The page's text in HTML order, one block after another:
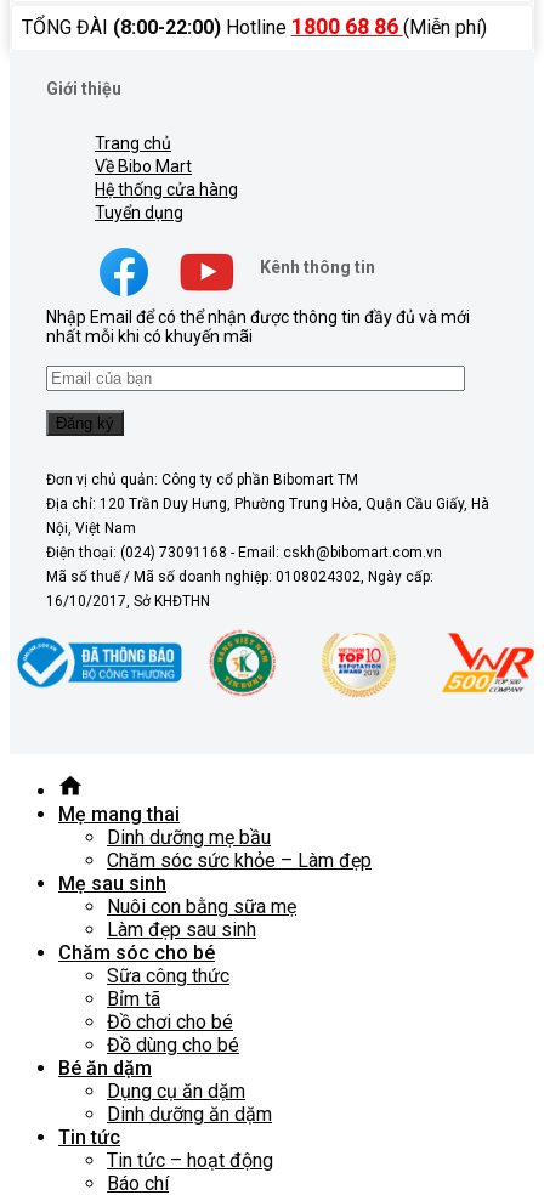
TỔNG ĐÀI (8:00-22:00)Hotline 1800 68 86 (Miễn phí)
Giới thiệu
Trang chủ
Về Bibo Mart
Hệ thống cửa hàng
Tuyển dụng
Kênh thông tin
Nhập Email để có thể nhận được thông tin đầy đủ và mới
nhất mỗi khi có khuyến mãi
Đơn vị chủ quản: Công ty cổ phần Bibomart TM
Địa chỉ: 120 Trần Duy Hưng, Phường Trung Hòa, Quận Cầu Giấy, Hà
Nội, Việt Nam
Điện thoại: (024) 73091168 - Email: cskh@bibomart.com.vn
Mã số thuế / Mã số doanh nghiệp: 0108024302, Ngày cấp:
16/10/2017, Sở KHĐTHN
Mẹ mang thai
Dinh dưỡng mẹ bầu
Chăm sóc sức khỏe – Làm đẹp
Mẹ sau sinh
Nuôi con bằng sữa mẹ
Làm đẹp sau sinh
Chăm sóc cho bé
Sữa công thức
Bỉm tã
Đồ chơi cho bé
Đồ dùng cho bé
Bé ăn dặm
Dụng cụ ăn dặm
Dinh dưỡng ăn dặm
Tin tức
Tin tức – hoạt động
Báo chí